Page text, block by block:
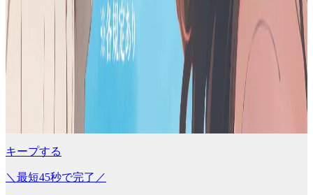
キープする
＼最短45秒で完了／